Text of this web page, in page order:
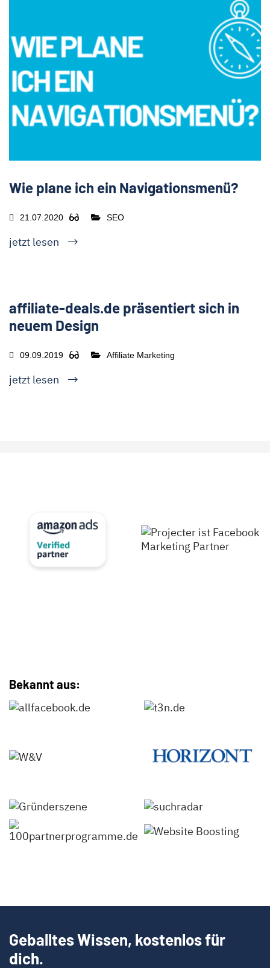
Wie plane ich ein Navigationsmenü?
21.07.2020 SEO
jetzt lesen
affiliate-deals.de präsentiert sich in
neuem Design
09.09.2019 Affiliate Marketing
jetzt lesen
Bekannt aus:
Geballtes Wissen, kostenlos für
dich.